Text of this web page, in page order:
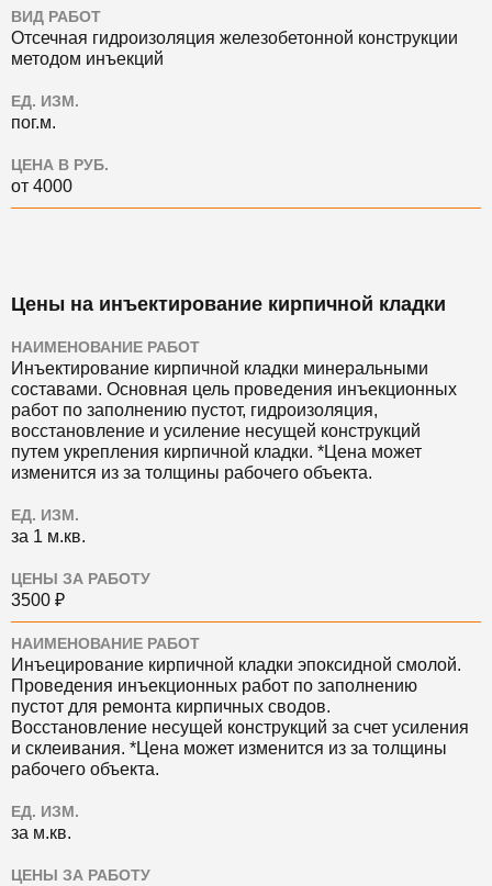
ВИД РАБОТ
Отсечная гидроизоляция железобетонной конструкции
методом инъекций
ЕД. ИЗМ.
пог.м.
ЦЕНА В РУБ.
от 4000
Цены на инъектирование кирпичной кладки
НАИМЕНОВАНИЕ РАБОТ
Инъектирование кирпичной кладки минеральными
составами. Основная цель проведения инъекционных
работ по заполнению пустот, гидроизоляция,
восстановление и усиление несущей конструкций
путем укрепления кирпичной кладки. *Цена может
изменится из за толщины рабочего объекта.
ЕД. ИЗМ.
за 1 м.кв.
ЦЕНЫ ЗА РАБОТУ
3500 ₽
НАИМЕНОВАНИЕ РАБОТ
Инъецирование кирпичной кладки эпоксидной смолой.
Проведения инъекционных работ по заполнению
пустот для ремонта кирпичных сводов.
Восстановление несущей конструкций за счет усиления
и склеивания. *Цена может изменится из за толщины
рабочего объекта.
ЕД. ИЗМ.
за м.кв.
ЦЕНЫ ЗА РАБОТУ